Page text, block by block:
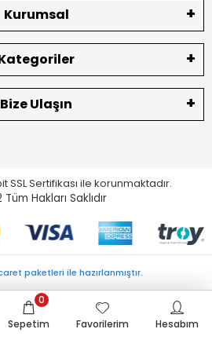
Kurumsal
Bize Ulaşın
SSL Sertifikası ile korunmaktadır.
Tüm Hakları Saklıdır
Sepetim
0
Favorilerim
Hesabım
paketleri ile hazırlanmıştır.